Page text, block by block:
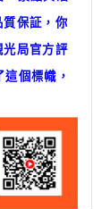
保証，你
局官方評
個標幟，